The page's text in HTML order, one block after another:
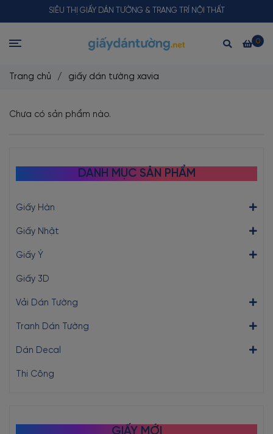
SIÊU THỊ GIẤY DÁN TƯỜNG & TRANG TRÍ NỘI THẤT
0
Trang chủ / giấy dán tường xavia
Chưa có sản phẩm nào.
DANH MỤC SẢN PHẨM
Giấy Hàn
Giấy Nhật
Giấy Ý
Giấy 3D
Vải Dán Tường
Tranh Dán Tường
Dán Decal
Thi Công